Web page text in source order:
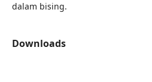
dalam bising.
Downloads